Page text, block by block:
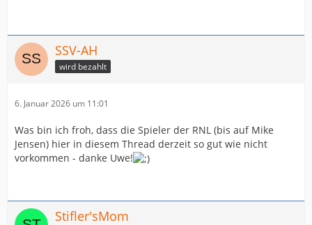
SSV-AH
wird bezahlt
6. Januar 2026 um 11:01
Was bin ich froh, dass die Spieler der RNL (bis auf Mike
Jensen) hier in diesem Thread derzeit so gut wie nicht
vorkommen - danke Uwe!
Stifler'sMom